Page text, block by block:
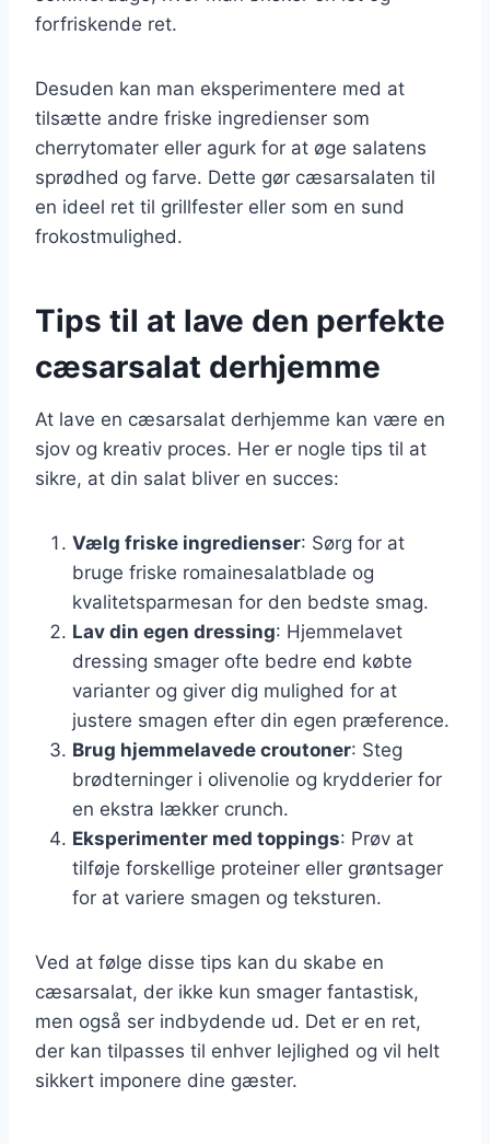
forfriskende ret.
Desuden kan man eksperimentere med at
tilsætte andre friske ingredienser som
cherrytomater eller agurk for at øge salatens
sprødhed og farve. Dette gør cæsarsalaten til
en ideel ret til grillfester eller som en sund
frokostmulighed.
Tips til at lave den perfekte
cæsarsalat derhjemme
At lave en cæsarsalat derhjemme kan være en
sjov og kreativ proces. Her er nogle tips til at
sikre, at din salat bliver en succes:
Vælg friske ingredienser: Sørg for at
bruge friske romainesalatblade og
kvalitetsparmesan for den bedste smag.
Lav din egen dressing: Hjemmelavet
dressing smager ofte bedre end købte
varianter og giver dig mulighed for at
justere smagen efter din egen præference.
Brug hjemmelavede croutoner: Steg
brødterninger i olivenolie og krydderier for
en ekstra lækker crunch.
Eksperimenter med toppings: Prøv at
tilføje forskellige proteiner eller grøntsager
for at variere smagen og teksturen.
Ved at følge disse tips kan du skabe en
cæsarsalat, der ikke kun smager fantastisk,
men også ser indbydende ud. Det er en ret,
der kan tilpasses til enhver lejlighed og vil helt
sikkert imponere dine gæster.